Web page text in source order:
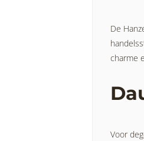
De
charme
Voor